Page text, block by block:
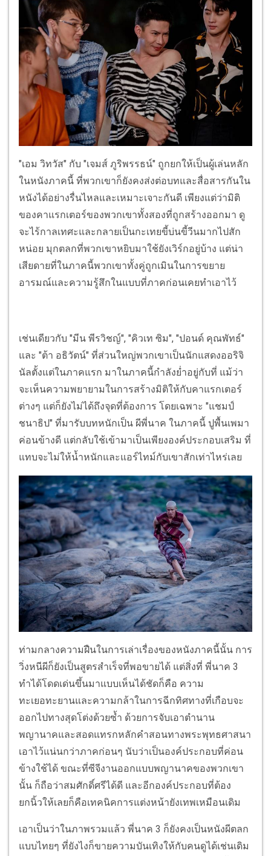
"เอม วิทวัส" กับ "เจมส์ ภูริพรรธน์" ถูกยกให้เป็นผู้เล่นหลัก
ในหนังภาคนี้ ที่พวกเขาก็ยังคงส่งต่อบทและสื่อสารกันใน
หนังได้อย่างรื่นไหลและเหมาะเจาะกันดี เพียงแต่ว่ามิติ
ของคาแรกเตอร์ของพวกเขาทั้งสองที่ถูกสร้างออกมา ดู
จะไร้กาลเทศะและกลายเป็นกะเทยขี้บ่นขี้วีนมากไปสัก
หน่อย มุกตลกที่พวกเขาหยิบมาใช้ยังเวิร์กอยู่บ้าง แต่น่า
เสียดายที่ในภาคนี้พวกเขาทั้งคู่ถูกเมินในการขยาย
อารมณ์และความรู้สึกในแบบที่ภาคก่อนเคยทำเอาไว้
เช่นเดียวกับ "มีน พีรวิชญ์", "คิวเท ซิม", "ปอนด์ คุณพัทธ์"
และ "ต้า อธิวัตน์" ที่ส่วนใหญ่พวกเขาเป็นนักแสดงออริจิ
นัลตั้งแต่ในภาคแรก มาในภาคนี้กำลังย่ำอยู่กับที่ แม้ว่า
จะเห็นความพยายามในการสร้างมิติให้กับคาแรกเตอร์
ต่างๆ แต่ก็ยังไม่ได้ถึงจุดที่ต้องการ โดยเฉพาะ "แชมป์
ชนาธิป" ที่มารับบทหนักเป็น ผีพี่นาค ในภาคนี้ ปูพื้นเพมา
ค่อนข้างดี แต่กลับใช้เข้ามาเป็นเพียงองค์ประกอบเสริม ที่
แทบจะไม่ให้น้ำหนักและแอร์ไทม์กับเขาสักเท่าไหร่เลย
ท่ามกลางความฝืนในการเล่าเรื่องของหนังภาคนี้นั้น การ
วิ่งหนีผีก็ยังเป็นสูตรสำเร็จที่พอขายได้ แต่สิ่งที่ พี่นาค 3
ทำได้โดดเด่นขึ้นมาแบบเห็นได้ชัดก็คือ ความ
ทะเยอทะยานและความกล้าในการฉีกทิศทางที่เกือบจะ
ออกไปทางสุดโต่งด้วยซ้ำ ด้วยการจับเอาตำนาน
พญานาคและสอดแทรกหลักคำสอนทางพระพุทธศาสนา
เอาไว้แน่นกว่าภาคก่อนๆ นับว่าเป็นองค์ประกอบที่ค่อน
ข้างใช้ได้ ขณะที่ซีจีงานออกแบบพญานาคของพวกเขา
นั้น ก็ถือว่าสมศักดิ์ศรีได้ดี และอีกองค์ประกอบที่ต้อง
ยกนิ้วให้เลยก็คือเทคนิคการแต่งหน้ายังเทพเหมือนเดิม
เอาเป็นว่าในภาพรวมแล้ว พี่นาค 3 ก็ยังคงเป็นหนังผีตลก
แบบไทยๆ ที่ยังไงก็ขายความบันเทิงให้กับคนดูได้เช่นเดิม